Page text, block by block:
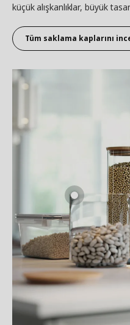
küçük alışkanlıklar, büyük
Tüm saklama kaplarını